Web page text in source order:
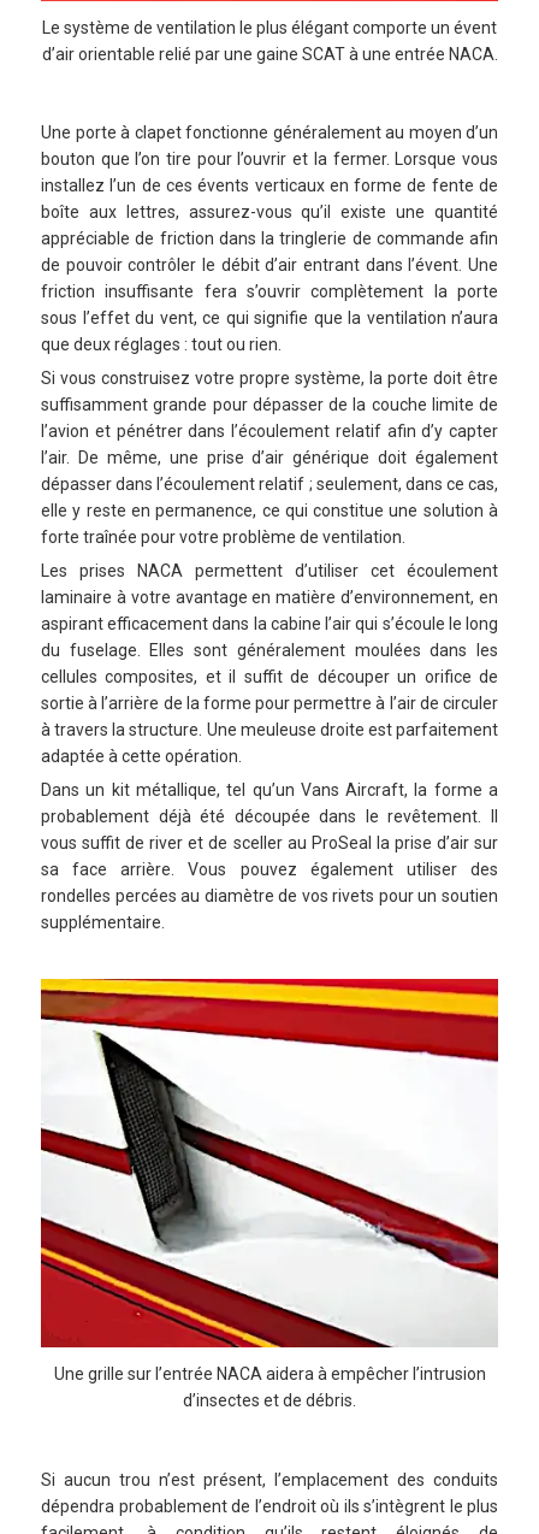
Le système de ventilation le plus élégant comporte un évent
d’air orientable relié par une gaine SCAT à une entrée NACA.
Une porte à clapet fonctionne généralement au moyen d’un
bouton que l’on tire pour l’ouvrir et la fermer. Lorsque vous
installez l’un de ces évents verticaux en forme de fente de
boîte aux lettres, assurez-vous qu’il existe une quantité
appréciable de friction dans la tringlerie de commande afin
de pouvoir contrôler le débit d’air entrant dans l’évent. Une
friction insuffisante fera s’ouvrir complètement la porte
sous l’effet du vent, ce qui signifie que la ventilation n’aura
que deux réglages : tout ou rien.
Si vous construisez votre propre système, la porte doit être
suffisamment grande pour dépasser de la couche limite de
l’avion et pénétrer dans l’écoulement relatif afin d’y capter
l’air. De même, une prise d’air générique doit également
dépasser dans l’écoulement relatif ; seulement, dans ce cas,
elle y reste en permanence, ce qui constitue une solution à
forte traînée pour votre problème de ventilation.
Les prises NACA permettent d’utiliser cet écoulement
laminaire à votre avantage en matière d’environnement, en
aspirant efficacement dans la cabine l’air qui s’écoule le long
du fuselage. Elles sont généralement moulées dans les
cellules composites, et il suffit de découper un orifice de
sortie à l’arrière de la forme pour permettre à l’air de circuler
à travers la structure. Une meuleuse droite est parfaitement
adaptée à cette opération.
Dans un kit métallique, tel qu’un Vans Aircraft, la forme a
probablement déjà été découpée dans le revêtement. Il
vous suffit de river et de sceller au ProSeal la prise d’air sur
sa face arrière. Vous pouvez également utiliser des
rondelles percées au diamètre de vos rivets pour un soutien
supplémentaire.
Une grille sur l’entrée NACA aidera à empêcher l’intrusion
d’insectes et de débris.
Si aucun trou n’est présent, l’emplacement des conduits
dépendra probablement de l’endroit où ils s’intègrent le plus